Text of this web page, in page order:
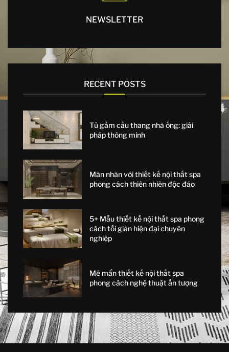
NEWSLETTER
RECENT POSTS
Tủ gầm cầu thang nhà ống: giải
pháp thông minh
Mãn nhãn với thiết kế nội thất spa
phong cách thiên nhiên độc đáo
5+ Mẫu thiết kế nội thất spa phong
cách tối giản hiện đại chuyên
nghiệp
Mê mẩn thiết kế nội thất spa
phong cách nghệ thuật ấn tượng